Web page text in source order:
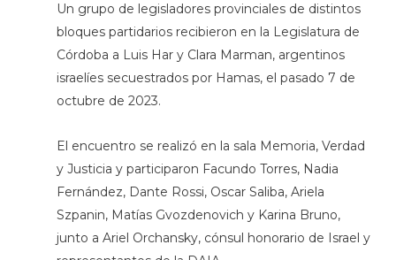
Un grupo de legisladores provinciales de distintos
bloques partidarios recibieron en la Legislatura de
Córdoba a Luis Har y Clara Marman, argentinos
israelíes secuestrados por Hamas, el pasado 7 de
octubre de 2023.
El encuentro se realizó en la sala Memoria, Verdad
y Justicia y participaron Facundo Torres, Nadia
Fernández, Dante Rossi, Oscar Saliba, Ariela
Szpanin, Matías Gvozdenovich y Karina Bruno,
junto a Ariel Orchansky, cónsul honorario de Israel y